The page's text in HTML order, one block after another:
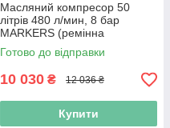
Масляний компресор 50
літрів 480 л/мин, 8 бар
MARKERS (ремінна
передача) повітряний
електричний компресор
Готово до відправки
10 030 ₴ 12 036 ₴
Купити